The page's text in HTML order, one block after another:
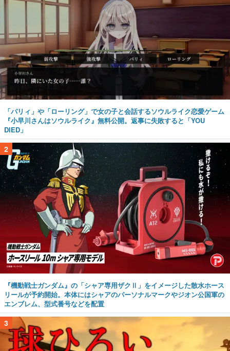
「パリィ」や「ローリング」で女の子と会話するソウルライク恋愛ゲーム
『小早川さんはソウルライク』無料公開。返事に失敗すると「YOU
DIED」
2
『機動戦士ガンダム』の「シャア専用ザクⅡ」をイメージした散水ホース
リールが予約開始。本体にはシャアのパーソナルマークやジオン公国軍の
エンブレム、型式番号などを配置
3